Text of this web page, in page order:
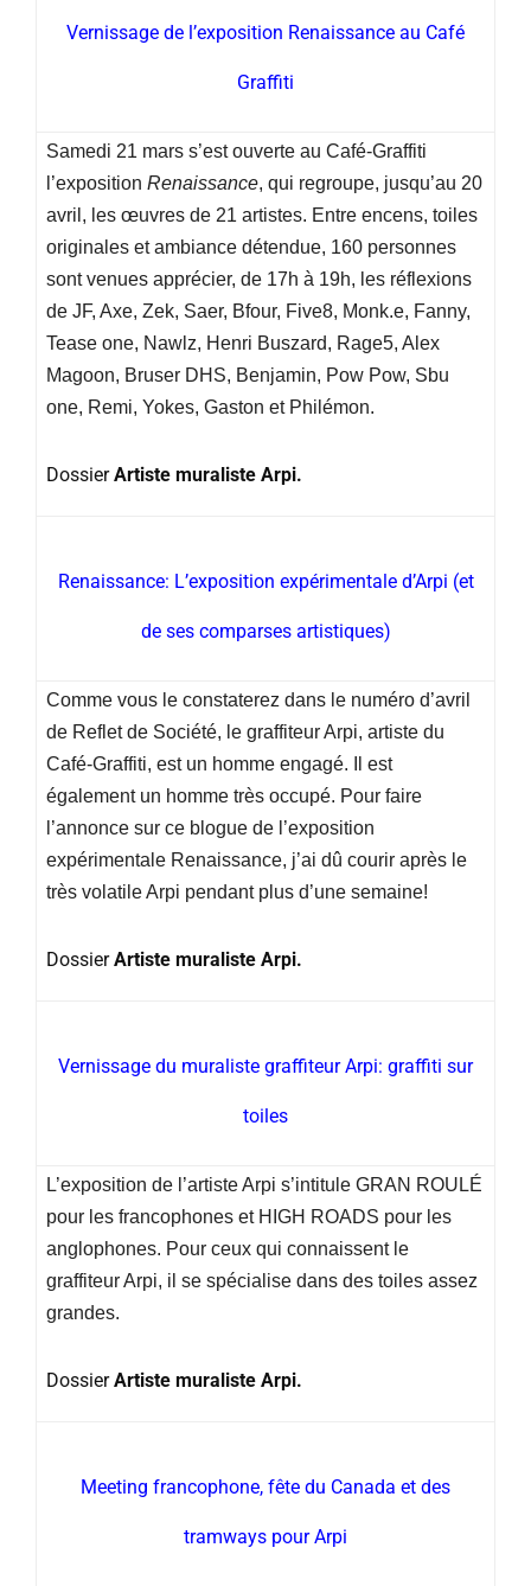
Vernissage de l’exposition Renaissance au Café
Graffiti
Samedi 21 mars s’est ouverte au Café-Graffiti
l’exposition Renaissance, qui regroupe, jusqu’au 20
avril, les œuvres de 21 artistes. Entre encens, toiles
originales et ambiance détendue, 160 personnes
sont venues apprécier, de 17h à 19h, les réflexions
de JF, Axe, Zek, Saer, Bfour, Five8, Monk.e, Fanny,
Tease one, Nawlz, Henri Buszard, Rage5, Alex
Magoon, Bruser DHS, Benjamin, Pow Pow, Sbu
one, Remi, Yokes, Gaston et Philémon.
DossierArtiste muraliste Arpi.
Renaissance: L’exposition expérimentale d’Arpi (et
de ses comparses artistiques)
Comme vous le constaterez dans le numéro d’avril
de Reflet de Société, le graffiteur Arpi, artiste du
Café-Graffiti, est un homme engagé. Il est
également un homme très occupé. Pour faire
l’annonce sur ce blogue de l’exposition
expérimentale Renaissance, j’ai dû courir après le
très volatile Arpi pendant plus d’une semaine!
DossierArtiste muraliste Arpi.
Vernissage du muraliste graffiteur Arpi: graffiti sur
toiles
L’exposition de l’artiste Arpi s’intitule GRAN ROULÉ
pour les francophones et HIGH ROADS pour les
anglophones. Pour ceux qui connaissent le
graffiteur Arpi, il se spécialise dans des toiles assez
grandes.
DossierArtiste muraliste Arpi.
Meeting francophone, fête du Canada et des
tramways pour Arpi